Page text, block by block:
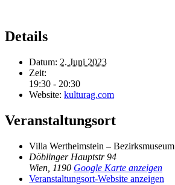
Details
Datum: 2. Juni 2023
Zeit:
19:30 - 20:30
Website: kulturag.com
Veranstaltungsort
Villa Wertheimstein – Bezirksmuseum
Döblinger Hauptstr 94
Wien 1190 Google Karte anzeigen
Veranstaltungsort-Website anzeigen